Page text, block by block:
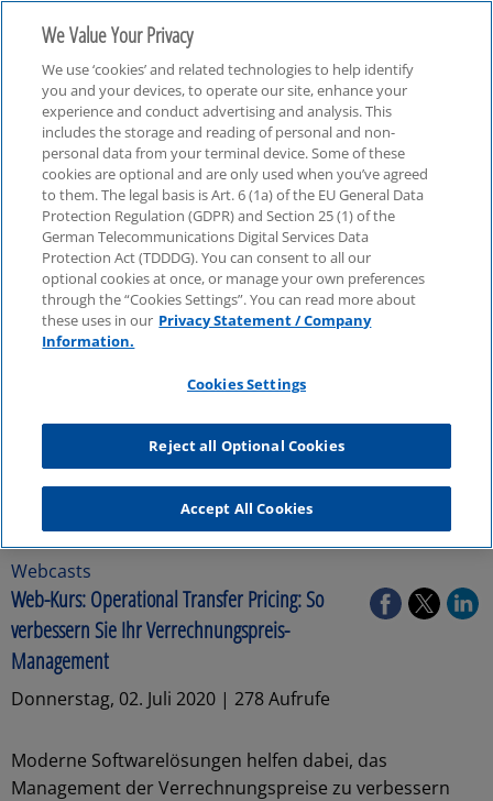
Webcasts
Webcasts
Web-Kurs: Operational Transfer Pricing: So
verbessern Sie Ihr Verrechnungspreis-
Management
Donnerstag, 02. Juli 2020 | 278 Aufrufe
Moderne Softwarelösungen helfen dabei, das
Management der Verrechnungspreise zu verbessern
We Value Your Privacy
We use ‘cookies’ and related technologies to help identify
you and your devices, to operate our site, enhance your
experience and conduct advertising and analysis. This
includes the storage and reading of personal and non-
personal data from your terminal device. Some of these
cookies are optional and are only used when you’ve agreed
to them. The legal basis is Art. 6 (1a) of the EU General Data
Protection Regulation (GDPR) and Section 25 (1) of the
German Telecommunications Digital Services Data
Protection Act (TDDDG). You can consent to all our
optional cookies at once, or manage your own preferences
through the “Cookies Settings”. You can read more about
these uses in our Privacy Statement / Company
Information.
Cookies Settings
Reject all Optional Cookies
Accept All Cookies